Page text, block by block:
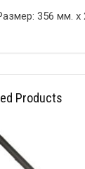
356 мм. х
Products